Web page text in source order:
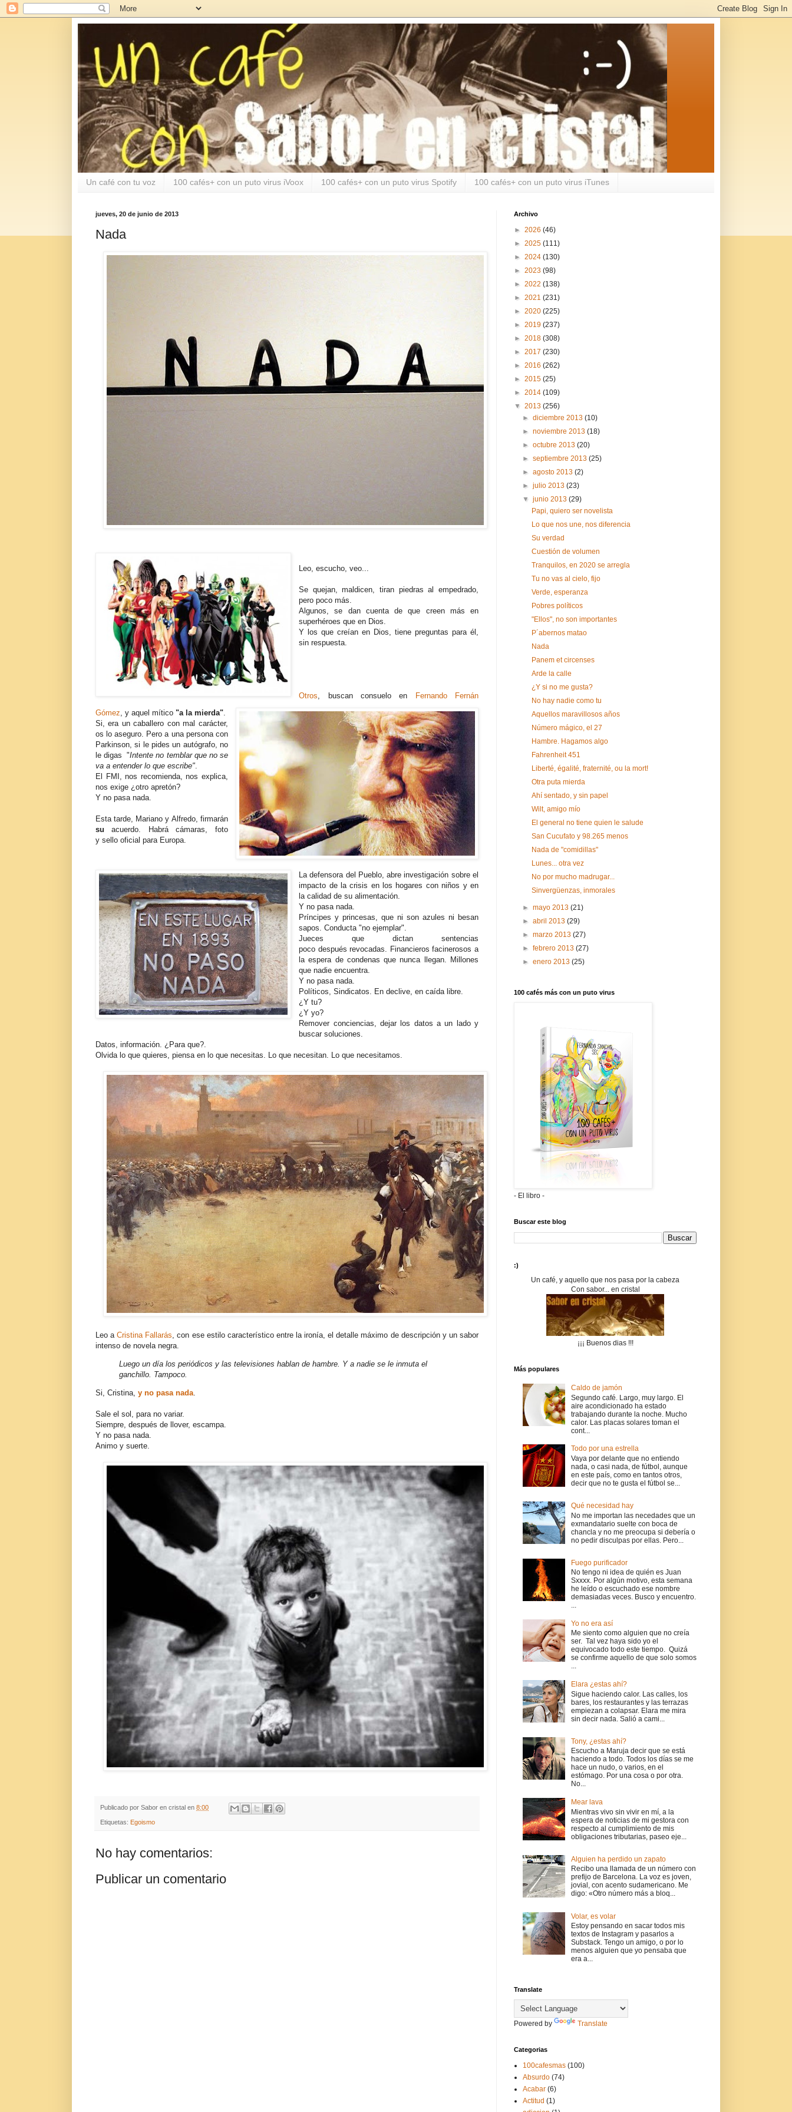
Un café con tu voz 100 cafés+ con un puto virus iVoox 100 cafés+ con un puto virus Spotify 100 cafés+ con un puto virus iTunes
jueves, 20 de junio de 2013
Nada
Leo, escucho, veo...
Se quejan, maldicen, tiran piedras al empedrado,
pero poco más.
Algunos, se dan cuenta de que creen más en
superhéroes que en Dios.
Y los que creían en Dios, tiene preguntas para él,
sin respuesta.
Otros, buscan consuelo en
Fernando Fernán
Gómez , y aquel mítico "a la mierda"
Si, era un caballero con mal carácter,
os lo aseguro. Pero a una persona con
Parkinson, si le pides un autógrafo, no
le digas "Intente no temblar que no se
va a entender lo que escribe"
El FMI, nos recomienda, nos explica,
nos exige ¿otro apretón?
Y no pasa nada.
Esta tarde, Mariano y Alfredo, firmarán
su acuerdo. Habrá cámaras, foto
y sello oficial para Europa.
La defensora del Pueblo, abre investigación sobre el
impacto de la crisis en los hogares con niños y en
la calidad de su alimentación.
Y no pasa nada.
Príncipes y princesas, que ni son azules ni besan
sapos. Conducta "no ejemplar".
Jueces que dictan sentencias
poco después revocadas. Financieros facinerosos a
la espera de condenas que nunca llegan. Millones
que nadie encuentra.
Y no pasa nada.
Políticos, Sindicatos. En declive, en caída libre.
¿Y tu?
¿Y yo?
Remover conciencias, dejar los datos a un lado y
buscar soluciones.
Datos, información. ¿Para que?.
Olvida lo que quieres, piensa en lo que necesitas. Lo que necesitan. Lo que necesitamos.
Leo aCristina Fallarás , con ese estilo característico entre la ironía, el detalle máximo de descripción y un sabor
intenso de novela negra.
Luego un día los periódicos y las televisiones hablan de hambre. Y a nadie se le inmuta el
ganchillo. Tampoco.
Si, Cristina, y no pasa nada.
Sale el sol, para no variar.
Siempre, después de llover, escampa.
Y no pasa nada.
Animo y suerte.
Publicado por Sabor en cristal en 8:00
Etiquetas: Egoismo
No hay comentarios:
Publicar un comentario
Archivo
► 2026 (46)
► 2025 (111)
► 2024 (130)
► 2023 (98)
► 2022 (138)
► 2021 (231)
► 2020 (225)
► 2019 (237)
► 2018 (308)
► 2017 (230)
► 2016 (262)
► 2015 (25)
► 2014 (109)
▼ 2013 (256)
►diciembre 2013(10)
►noviembre 2013(18)
►octubre 2013(20)
►septiembre 2013(25)
►agosto 2013(2)
►julio 2013(23)
▼junio 2013(29)
Papi, quiero ser novelista
Lo que nos une, nos diferencia
Su verdad
Cuestión de volumen
Tranquilos, en 2020 se arregla
Tu no vas al cielo, fijo
Verde, esperanza
Pobres políticos
"Ellos", no son importantes
P´abernos matao
Nada
Panem et circenses
Arde la calle
¿Y si no me gusta?
No hay nadie como tu
Aquellos maravillosos años
Número mágico, el 27
Hambre. Hagamos algo
Fahrenheit 451
Liberté, égalité, fraternité, ou la mort!
Otra puta mierda
Ahí sentado, y sin papel
Wilt, amigo mío
El general no tiene quien le salude
San Cucufato y 98.265 menos
Nada de "comidillas"
Lunes... otra vez
No por mucho madrugar...
Sinvergüenzas, inmorales
►mayo 2013(21)
►abril 2013(29)
►marzo 2013(27)
►febrero 2013(27)
►enero 2013(25)
100 cafés más con un puto virus
- El libro -
Buscar este blog
:)
Un café, y aquello que nos pasa por la cabeza
Con sabor... en cristal
¡¡¡ Buenos dias !!!
Más populares
Caldo de jamón
Segundo café. Largo, muy largo. El
aire acondicionado ha estado
trabajando durante la noche. Mucho
calor. Las placas solares toman el
cont...
Todo por una estrella
Vaya por delante que no entiendo
nada, o casi nada, de fútbol, aunque
en este país, como en tantos otros,
decir que no te gusta el fútbol se...
Qué necesidad hay
No me importan las necedades que un
exmandatario suelte con boca de
chancla y no me preocupa si debería o
no pedir disculpas por ellas. Pero...
Fuego purificador
No tengo ni idea de quién es Juan
Sxxxx. Por algún motivo, esta semana
he leído o escuchado ese nombre
demasiadas veces. Busco y encuentro.
...
Yo no era así
Me siento como alguien que no creía
ser. Tal vez haya sido yo el
equivocado todo este tiempo. Quizá
se confirme aquello de que solo somos
...
Elara ¿estas ahí?
Sigue haciendo calor. Las calles, los
bares, los restaurantes y las terrazas
empiezan a colapsar. Elara me mira
sin decir nada. Salió a cami...
Tony, ¿estas ahí?
Escucho a Maruja decir que se está
haciendo a todo. Todos los días se me
hace un nudo, o varios, en el
estómago. Por una cosa o por otra.
No...
Mear lava
Mientras vivo sin vivir en mí, a la
espera de noticias de mi gestora con
respecto al cumplimiento de mis
obligaciones tributarias, paseo eje...
Alguien ha perdido un zapato
Recibo una llamada de un número con
prefijo de Barcelona. La voz es joven,
jovial, con acento sudamericano. Me
digo: «Otro número más a bloq...
Volar, es volar
Estoy pensando en sacar todos mis
textos de Instagram y pasarlos a
Substack. Tengo un amigo, o por lo
menos alguien que yo pensaba que
era a...
Translate
Powered by Translate
Categorias
100cafesmas (100)
Absurdo (74)
Acabar (6)
Actitud (1)